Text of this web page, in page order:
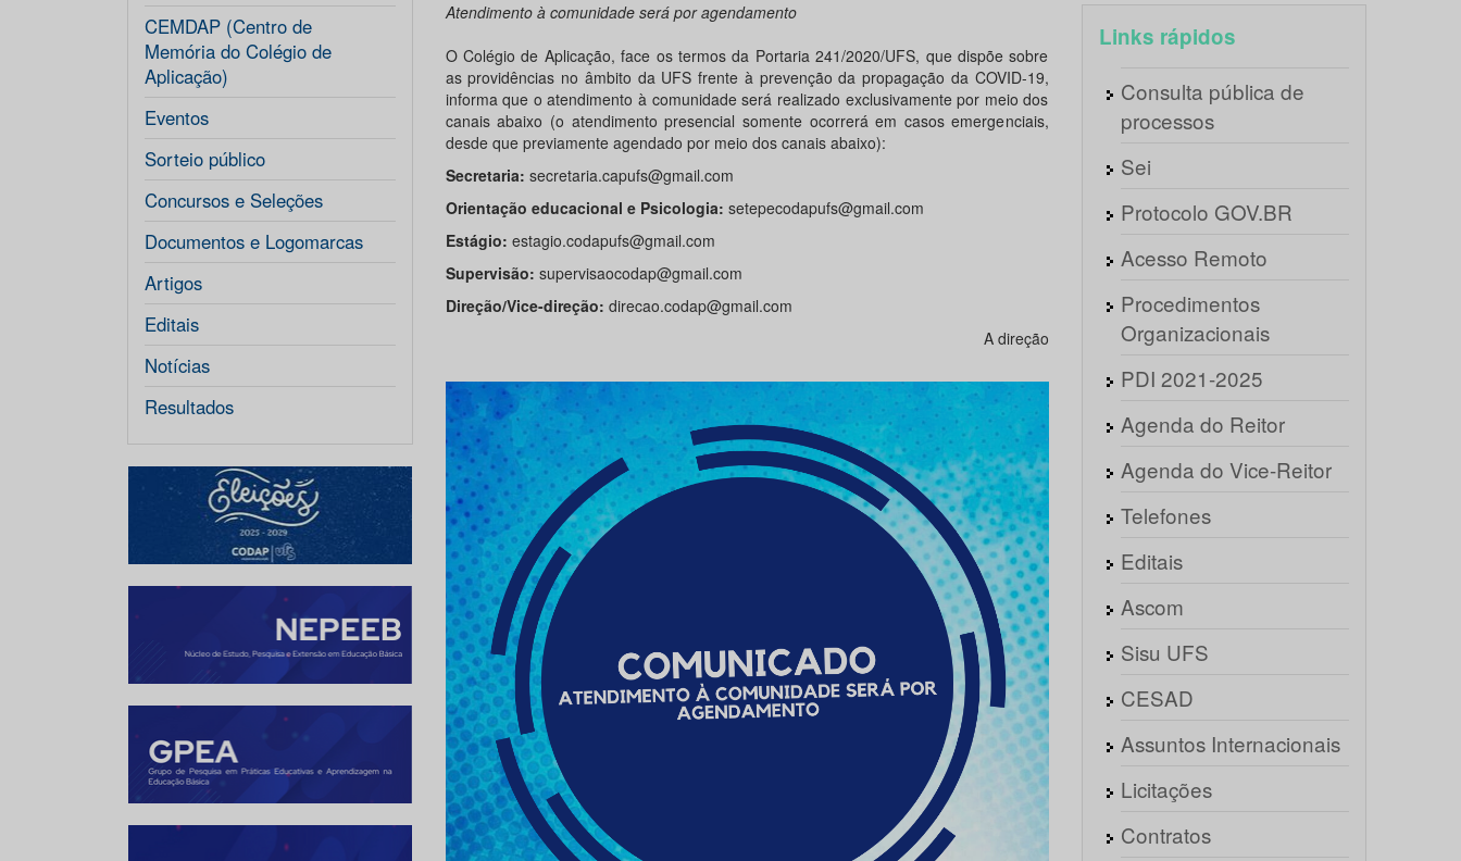
CEMDAP (Centro de
Memória do Colégio de
Aplicação)
Eventos
Sorteio público
Concursos e Seleções
Documentos e Logomarcas
Artigos
Editais
Notícias
Resultados
Atendimento à comunidade será por agendamento
O Colégio de Aplicação, face os termos da Portaria 241/2020/UFS, que dispõe sobre
as providências no âmbito da UFS frente à prevenção da propagação da COVID-19,
informa que o atendimento à comunidade será realizado exclusivamente por meio dos
canais abaixo (o atendimento presencial somente ocorrerá em casos emergenciais,
desde que previamente agendado por meio dos canais abaixo):
Secretaria: secretaria.capufs@gmail.com
Orientação educacional e Psicologia: setepecodapufs@gmail.com
Estágio: estagio.codapufs@gmail.com
Supervisão: supervisaocodap@gmail.com
Direção/Vice-direção: direcao.codap@gmail.com
A direção
Links rápidos
Consulta pública de
processos
Sei
Protocolo GOV.BR
Acesso Remoto
Procedimentos
Organizacionais
PDI 2021-2025
Agenda do Reitor
Agenda do Vice-Reitor
Telefones
Editais
Ascom
Sisu UFS
CESAD
Assuntos Internacionais
Licitações
Contratos